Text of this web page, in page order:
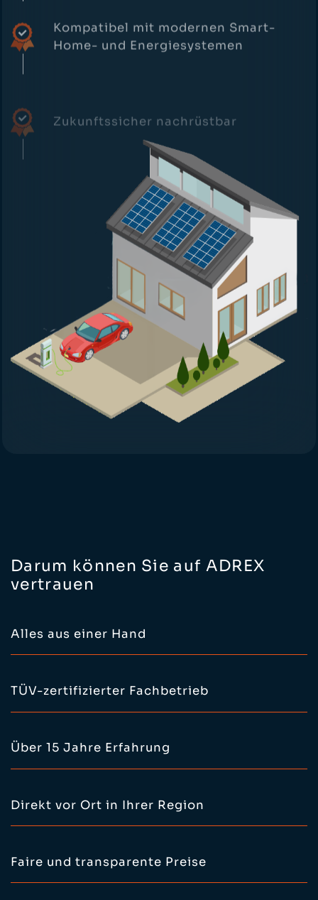
Zukunftssicher nachrüstbar
Darum können Sie auf ADREX
vertrauen
Alles aus einer Hand
TÜV-zertifizierter Fachbetrieb
Über 15 Jahre Erfahrung
Direkt vor Ort in Ihrer Region
Faire und transparente Preise